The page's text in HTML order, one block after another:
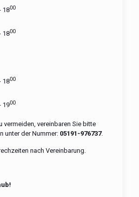
1800
1800
1800
1900
vermeiden, vereinbaren Sie bitte
unter der Nummer: 05191-976737.
nach Vereinbarung.